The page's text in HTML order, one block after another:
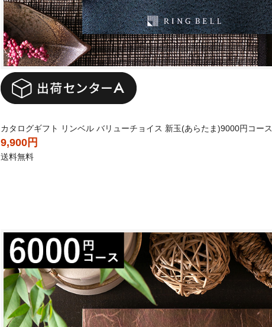
カタログギフト リンベル バリューチョイス 新玉(あらたま)9000円コース
9,900円
送料無料